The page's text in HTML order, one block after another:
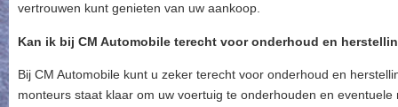
vertrouwen kunt genieten van uw aankoop.
Kan ik bij CM Automobile terecht voor onderhoud en
Bij CM Automobile kunt u zeker terecht voor onderhoud en
monteurs staat klaar om uw voertuig te onderhouden en